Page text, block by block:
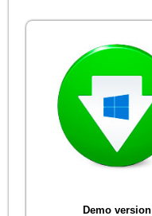
Demo version